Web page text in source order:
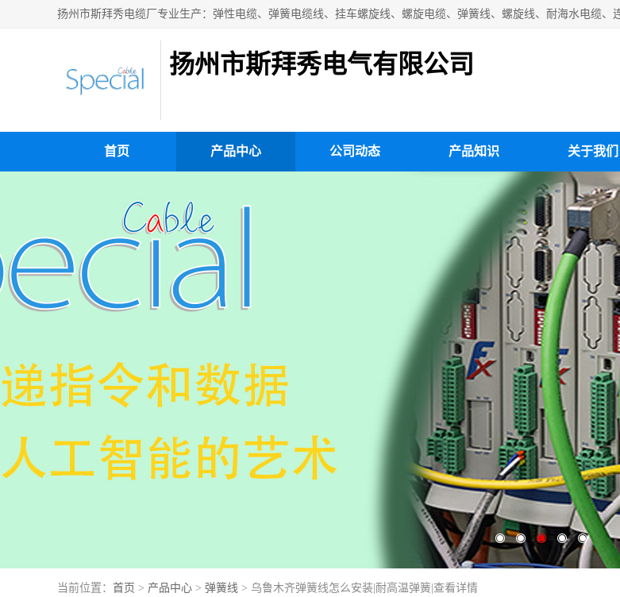
扬州市斯拜秀电气有限公司
首页 产品中心 公司动态 产品知识 关于我们
当前位置： 首页 > 产品中心 > 弹簧线 > 乌鲁木齐弹簧线怎么安装|耐高温弹簧|查看详情